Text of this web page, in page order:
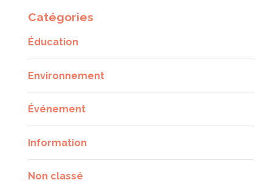
Catégories
Éducation
Environnement
Événement
Information
Non classé